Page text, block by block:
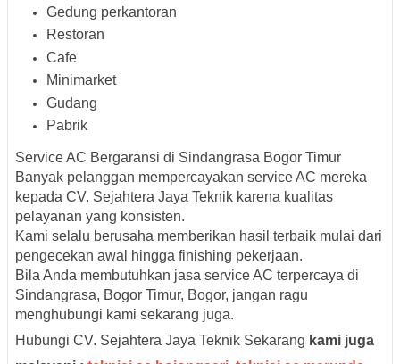
Gedung perkantoran
Restoran
Cafe
Minimarket
Gudang
Pabrik
Service AC Bergaransi di Sindangrasa Bogor Timur
Banyak pelanggan mempercayakan service AC mereka
kepada CV. Sejahtera Jaya Teknik karena kualitas
pelayanan yang konsisten.
Kami selalu berusaha memberikan hasil terbaik mulai dari
pengecekan awal hingga finishing pekerjaan.
Bila Anda membutuhkan jasa service AC terpercaya di
Sindangrasa, Bogor Timur, Bogor, jangan ragu
menghubungi kami sekarang juga.
Hubungi CV. Sejahtera Jaya Teknik Sekarang kami juga